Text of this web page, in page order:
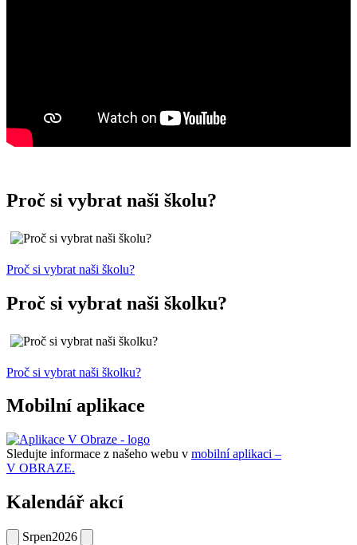
Proč si vybrat naši školu?
Proč si vybrat naši školu?
Proč si vybrat naši školku?
Proč si vybrat naši školku?
Mobilní aplikace
Sledujte informace z našeho webu v mobilní aplikaci –
V OBRAZE.
Kalendář akcí
Srpen2026